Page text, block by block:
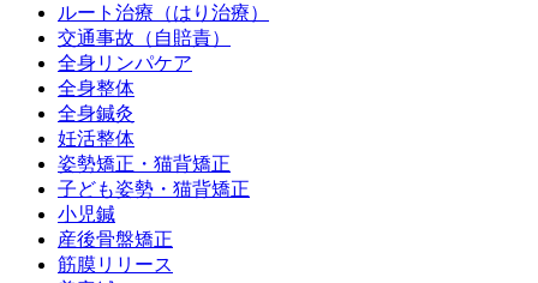
ルート治療（はり治療）
交通事故（自賠責）
全身リンパケア
全身整体
全身鍼灸
妊活整体
姿勢矯正・猫背矯正
子ども姿勢・猫背矯正
小児鍼
産後骨盤矯正
筋膜リリース